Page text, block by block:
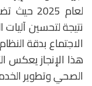
لعام
نتيجة لتحسين آليات
الاجتماع بدقة
هذا الإنجاز يعكس
الصحي وتطوير